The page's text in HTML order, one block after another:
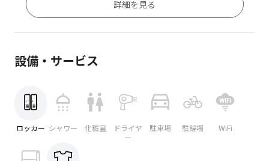
詳細を見る
設備・サービス
ロッカー シャワー 化粧室
ドライヤ
ー
駐車場 駐輪場 WiFi